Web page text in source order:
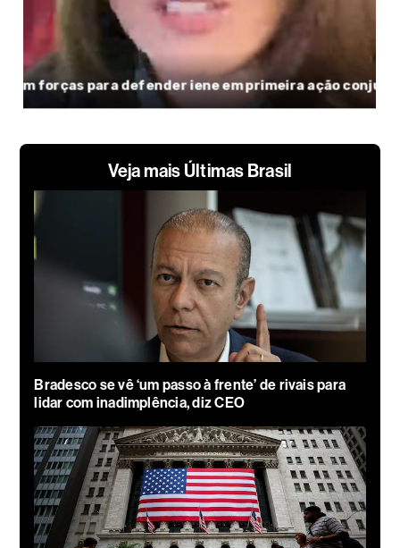
Veja mais Últimas Brasil
Bradesco se vê ‘um passo à frente’ de rivais para
lidar com inadimplência, diz CEO